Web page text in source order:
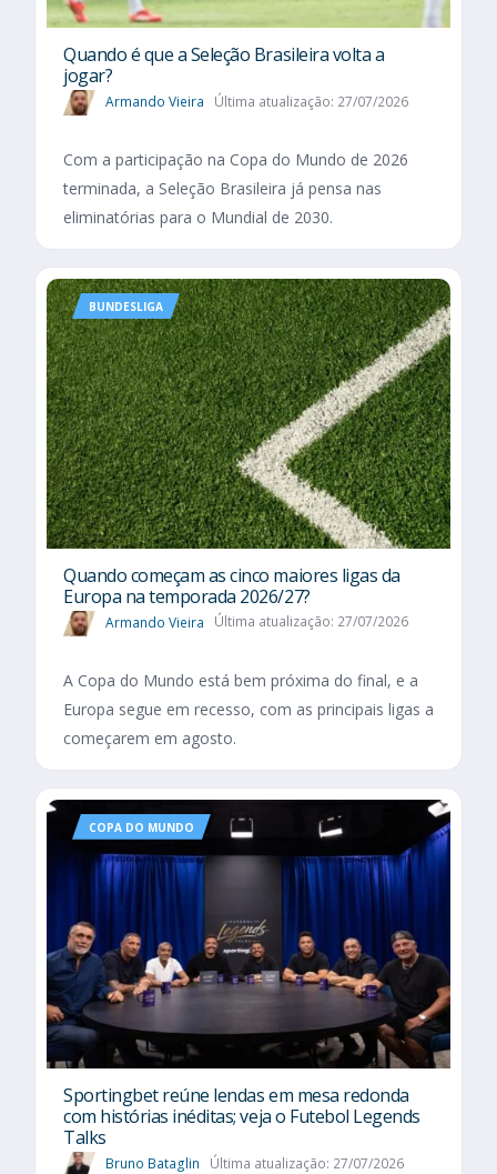
Quando é que a Seleção Brasileira volta a
jogar?
Armando Vieira Última atualização: 27/07/2026
Com a participação na Copa do Mundo de 2026
terminada, a Seleção Brasileira já pensa nas
eliminatórias para o Mundial de 2030.
BUNDESLIGA
Quando começam as cinco maiores ligas da
Europa na temporada 2026/27?
Armando Vieira Última atualização: 27/07/2026
A Copa do Mundo está bem próxima do final, e a
Europa segue em recesso, com as principais ligas a
começarem em agosto.
COPA DO MUNDO
Sportingbet reúne lendas em mesa redonda
com histórias inéditas; veja o Futebol Legends
Talks
Bruno Bataglin Última atualização: 27/07/2026